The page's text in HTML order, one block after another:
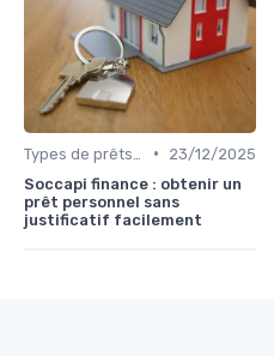
•
23/12/2025
Soccapi finance : obtenir un
prêt personnel sans
justificatif facilement